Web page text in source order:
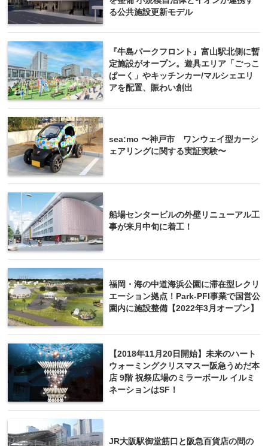
る公共施設更新モデル
『牛島パークフロント』富山駅北側に暫
定施設がオープン。遊具エリア「ごっこ
ぱーく」やキッチンカー/マルシェエリ
アを配置、賑わい創出
sea:mo 〜神戸市 ワンウェイ型カーシ
ェアリングに関する実証実験〜
船場センタービルの外壁リニューアル工
事が来月中旬に着工！
福岡・海の中道海浜公園に滞在型レクリ
エーション拠点！Park-PFI事業で国営公
園内に施設整備【2022年3月オープン】
【2018年11月20日開始】未来のハート
ウォーミングクリスマスー阪急うめだ本
店 9階 祝祭広場のミラーボール イルミ
ネーションはSF！
JR大阪駅御堂筋口と阪急百貨店の間の